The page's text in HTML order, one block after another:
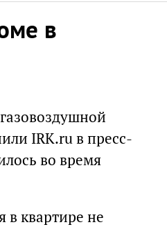
в
IRK.ru в пресс-
во время
в квартире не